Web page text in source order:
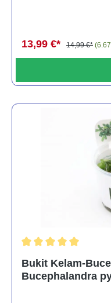
13,99 €* 14,99 €*
Bukit Kelam-
Bucephalandra